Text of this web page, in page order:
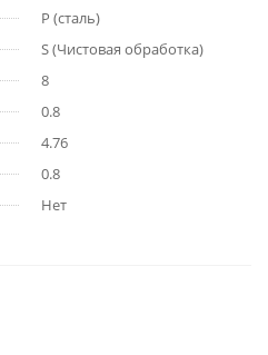
P (сталь)
S (Чистовая обработка)
8
0.8
4.76
0.8
Нет